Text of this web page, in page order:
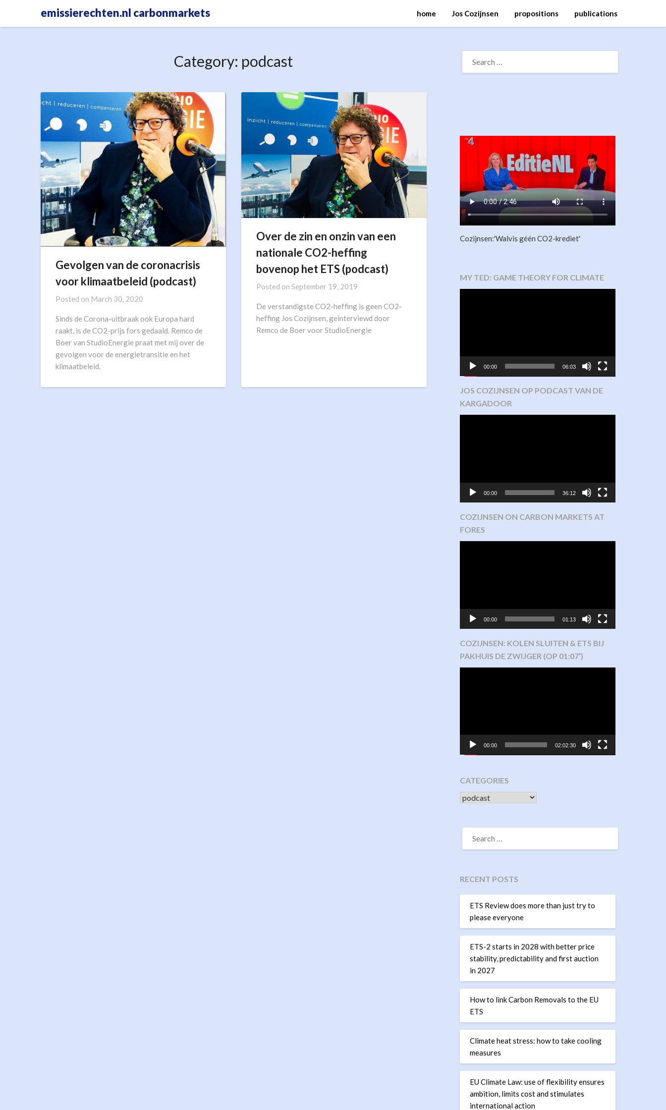
emissierechten.nl carbonmarkets home Jos Cozijnsen propositions publications
Category: podcast
Gevolgen van de coronacrisis
voor klimaatbeleid (podcast)
Posted on March 30, 2020
Sinds de Corona-uitbraak ook Europa hard
raakt, is de CO2-prijs fors gedaald. Remco de
Boer van StudioEnergie praat met mij over de
gevolgen voor de energietransitie en het
klimaatbeleid.
Over de zin en onzin van een
nationale CO2-heffing
bovenop het ETS (podcast)
Posted on September 19, 2019
De verstandigste CO2-heffing is geen CO2-
heffing Jos Cozijnsen, geinterviewd door
Remco de Boer voor StudioEnergie
SEARCH
FOR:
Cozijnsen:'Walvis géén CO2-krediet'
MY TED: GAME THEORY FOR CLIMATE
00:00 06:03
JOS COZIJNSEN OP PODCAST VAN DE
KARGADOOR
00:00 36:12
COZIJNSEN ON CARBON MARKETS AT
FORES
00:00 01:13
COZIJNSEN: KOLEN SLUITEN & ETS BIJ
PAKHUIS DE ZWIJGER (OP 01:07′)
00:00 02:02:30
CATEGORIES
CATEGORIES
SEARCH
FOR:
RECENT POSTS
ETS Review does more than just try to
please everyone
ETS-2 starts in 2028 with better price
stability, predictability and first auction
in 2027
How to link Carbon Removals to the EU
ETS
Climate heat stress: how to take cooling
measures
EU Climate Law: use of flexibility ensures
ambition, limits cost and stimulates
international action